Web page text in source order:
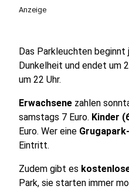
Anzeige
Das Parkleuchten beginnt
Dunkelheit und endet um
um 22 Uhr.
Erwachsene zahlen
samstags 7 Euro. Kinder
Euro. Wer eine
Eintritt.
Zudem gibt es
Park, sie starten immer